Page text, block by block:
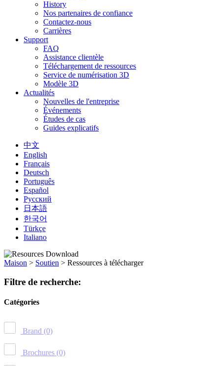
History
Nos partenaires de confiance
Contactez-nous
Carrières
Support
FAQ
Assistance clientèle
Téléchargement de ressources
Service de numérisation 3D
Modèle 3D
Actualités
Nouvelles de l'entreprise
Événements
Études de cas
Guides explicatifs
中文
English
Français
Deutsch
Português
Español
Русский
日本語
한국어
Türkçe
Italiano
Maison > Soutien > Ressources à télécharger
Filtre de recherche:
Catégories
Brand (0)
Brochures (0)